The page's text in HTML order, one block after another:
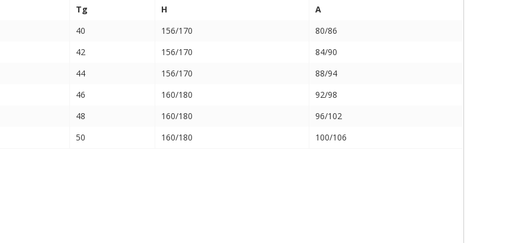
Tg H
A
40 156/170
80/86
42 156/170
84/90
44 156/170
88/94
46 160/180
92/98
48 160/180
96/102
50 160/180 100/106